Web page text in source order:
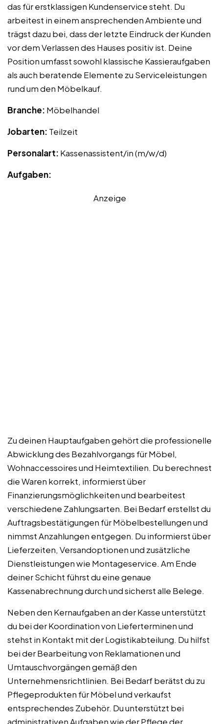
das für erstklassigen Kundenservice steht. Du
arbeitest in einem ansprechenden Ambiente und
trägst dazu bei, dass der letzte Eindruck der Kunden
vor dem Verlassen des Hauses positiv ist. Deine
Position umfasst sowohl klassische Kassieraufgaben
als auch beratende Elemente zu Serviceleistungen
rund um den Möbelkauf.
Branche: Möbelhandel
Jobarten: Teilzeit
Personalart: Kassenassistent/in (m/w/d)
Aufgaben:
Anzeige
Zu deinen Hauptaufgaben gehört die professionelle
Abwicklung des Bezahlvorgangs für Möbel,
Wohnaccessoires und Heimtextilien. Du berechnest
die Waren korrekt, informierst über
Finanzierungsmöglichkeiten und bearbeitest
verschiedene Zahlungsarten. Bei Bedarf erstellst du
Auftragsbestätigungen für Möbelbestellungen und
nimmst Anzahlungen entgegen. Du informierst über
Lieferzeiten, Versandoptionen und zusätzliche
Dienstleistungen wie Montageservice. Am Ende
deiner Schicht führst du eine genaue
Kassenabrechnung durch und sicherst alle Belege.
Neben den Kernaufgaben an der Kasse unterstützt
du bei der Koordination von Lieferterminen und
stehst in Kontakt mit der Logistikabteilung. Du hilfst
bei der Bearbeitung von Reklamationen und
Umtauschvorgängen gemäß den
Unternehmensrichtlinien. Bei Bedarf berätst du zu
Pflegeprodukten für Möbel und verkaufst
entsprechendes Zubehör. Du unterstützt bei
administrativen Aufgaben wie der Pflege der